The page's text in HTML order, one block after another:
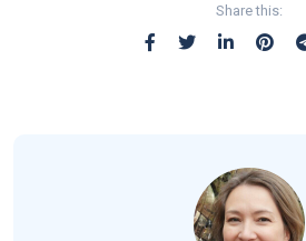
Share this: